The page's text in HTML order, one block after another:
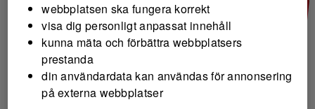
webbplatsen ska fungera korrekt
visa dig personligt anpassat innehåll
kunna mäta och förbättra webbplatsers
prestanda
din användardata kan användas för annonsering
på externa webbplatser